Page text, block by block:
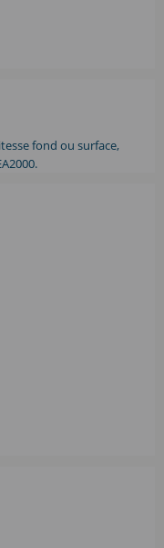
fond ou surface,